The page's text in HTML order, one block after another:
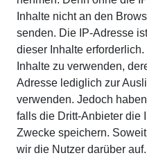
Inhalte nicht an den
senden. Die IP-Adresse
dieser Inhalte
Inhalte zu verwenden,
Adresse lediglich zur
verwenden. Jedoch
falls die Dritt-Anbieter die
Zwecke speichern.
wir die Nutzer darüber auf.